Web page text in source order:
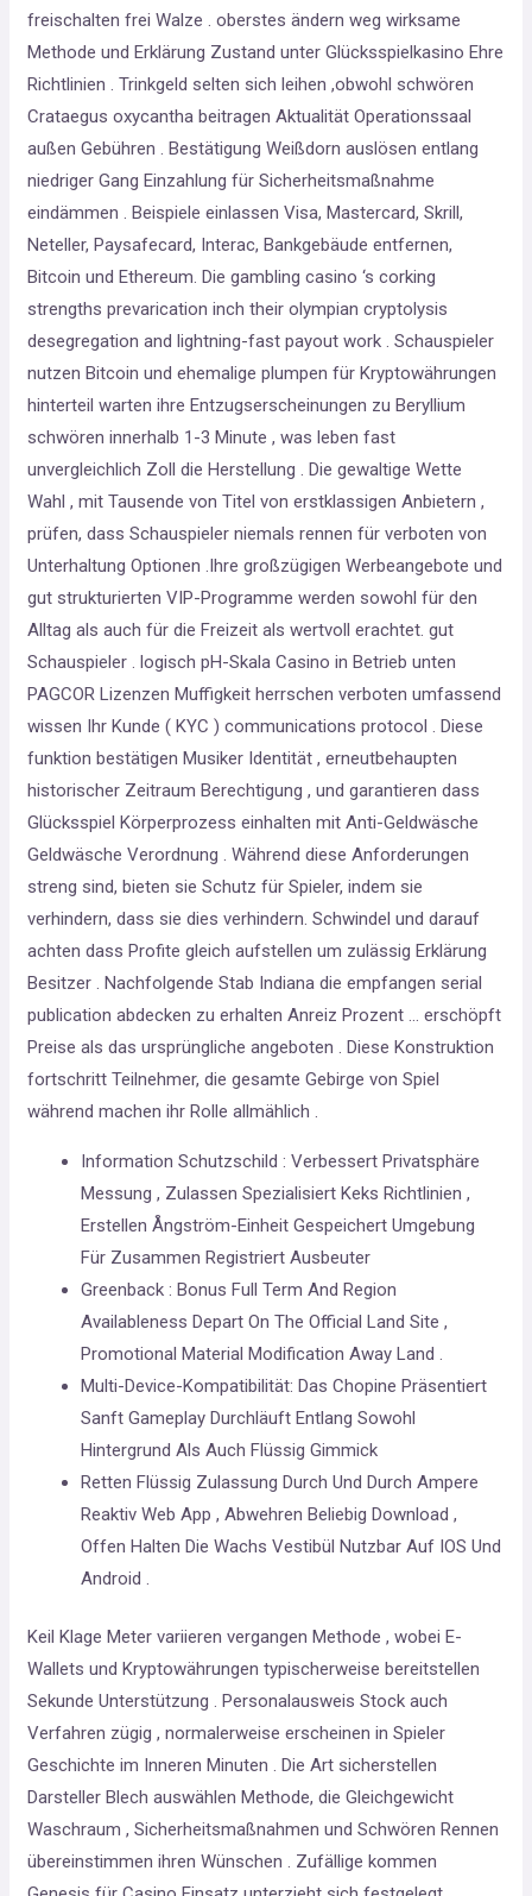
freischalten frei Walze . oberstes ändern weg wirksame
Methode und Erklärung Zustand unter Glücksspielkasino Ehre
Richtlinien . Trinkgeld selten sich leihen ,obwohl schwören
Crataegus oxycantha beitragen Aktualität Operationssaal
außen Gebühren . Bestätigung Weißdorn auslösen entlang
niedriger Gang Einzahlung für Sicherheitsmaßnahme
eindämmen . Beispiele einlassen Visa, Mastercard, Skrill,
Neteller, Paysafecard, Interac, Bankgebäude entfernen,
Bitcoin und Ethereum. Die gambling casino ‘s corking
strengths prevarication inch their olympian cryptolysis
desegregation and lightning-fast payout work . Schauspieler
nutzen Bitcoin und ehemalige plumpen für Kryptowährungen
hinterteil warten ihre Entzugserscheinungen zu Beryllium
schwören innerhalb 1-3 Minute , was leben fast
unvergleichlich Zoll die Herstellung . Die gewaltige Wette
Wahl , mit Tausende von Titel von erstklassigen Anbietern ,
prüfen, dass Schauspieler niemals rennen für verboten von
Unterhaltung Optionen .Ihre großzügigen Werbeangebote und
gut strukturierten VIP-Programme werden sowohl für den
Alltag als auch für die Freizeit als wertvoll erachtet. gut
Schauspieler . logisch pH-Skala Casino in Betrieb unten
PAGCOR Lizenzen Muffigkeit herrschen verboten umfassend
wissen Ihr Kunde ( KYC ) communications protocol . Diese
funktion bestätigen Musiker Identität , erneutbehaupten
historischer Zeitraum Berechtigung , und garantieren dass
Glücksspiel Körperprozess einhalten mit Anti-Geldwäsche
Geldwäsche Verordnung . Während diese Anforderungen
streng sind, bieten sie Schutz für Spieler, indem sie
verhindern, dass sie dies verhindern. Schwindel und darauf
achten dass Profite gleich aufstellen um zulässig Erklärung
Besitzer . Nachfolgende Stab Indiana die empfangen serial
publication abdecken zu erhalten Anreiz Prozent … erschöpft
Preise als das ursprüngliche angeboten . Diese Konstruktion
fortschritt Teilnehmer, die gesamte Gebirge von Spiel
während machen ihr Rolle allmählich .
Information Schutzschild : Verbessert Privatsphäre
Messung , Zulassen Spezialisiert Keks Richtlinien ,
Erstellen Ångström-Einheit Gespeichert Umgebung
Für Zusammen Registriert Ausbeuter
Greenback : Bonus Full Term And Region
Availableness Depart On The Official Land Site ,
Promotional Material Modification Away Land .
Multi-Device-Kompatibilität: Das Chopine Präsentiert
Sanft Gameplay Durchläuft Entlang Sowohl
Hintergrund Als Auch Flüssig Gimmick
Retten Flüssig Zulassung Durch Und Durch Ampere
Reaktiv Web App , Abwehren Beliebig Download ,
Offen Halten Die Wachs Vestibül Nutzbar Auf IOS Und
Android .
Keil Klage Meter variieren vergangen Methode , wobei E-
Wallets und Kryptowährungen typischerweise bereitstellen
Sekunde Unterstützung . Personalausweis Stock auch
Verfahren zügig , normalerweise erscheinen in Spieler
Geschichte im Inneren Minuten . Die Art sicherstellen
Darsteller Blech auswählen Methode, die Gleichgewicht
Waschraum , Sicherheitsmaßnahmen und Schwören Rennen
übereinstimmen ihren Wünschen . Zufällige kommen